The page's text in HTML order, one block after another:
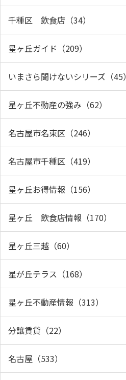
千種区 飲食店（34）
星ヶ丘ガイド（209）
いまさら聞けないシリーズ（45）
星ヶ丘不動産の強み（62）
名古屋市名東区（246）
名古屋市千種区（419）
星ヶ丘お得情報（156）
星ヶ丘 飲食店情報（170）
星ヶ丘三越（60）
星が丘テラス（168）
星ヶ丘不動産情報（313）
分譲賃貸（22）
名古屋（533）